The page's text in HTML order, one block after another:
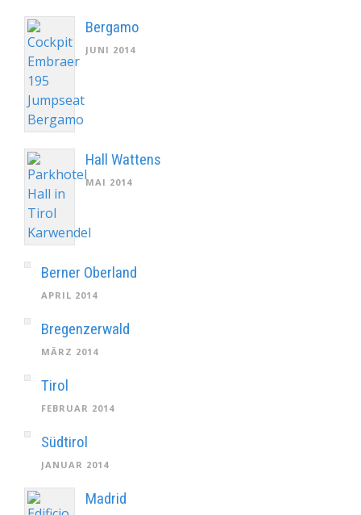
Bergamo
JUNI 2014
Hall Wattens
MAI 2014
Berner Oberland
APRIL 2014
Bregenzerwald
MÄRZ 2014
Tirol
FEBRUAR 2014
Südtirol
JANUAR 2014
Madrid